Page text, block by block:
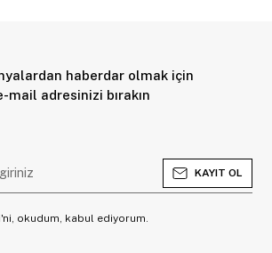
haberdar olmak için
mail adresinizi bırakın
KAYIT OL
okudum, kabul ediyorum.